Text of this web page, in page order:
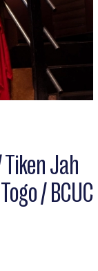
Jah
/ BCUC